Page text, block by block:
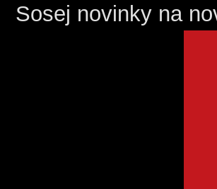
Sosej novinky na